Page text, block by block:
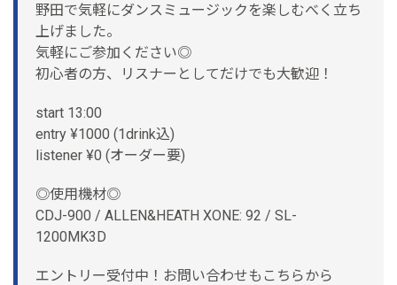
野田で気軽にダンスミュージックを楽しむべく立ち
上げました。
気軽にご参加ください◎
初心者の方、リスナーとしてだけでも大歓迎！
start 13:00
entry ¥1000 (1drink込)
listener ¥0 (オーダー要)
◎使用機材◎
CDJ-900 / ALLEN&HEATH XONE: 92 / SL-
1200MK3D
エントリー受付中！お問い合わせもこちらから